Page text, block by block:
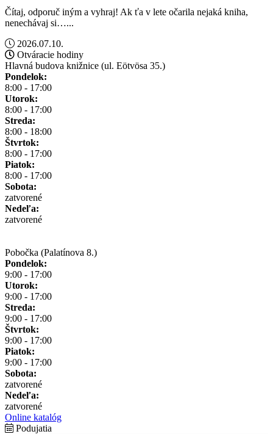
Čítaj, odporuč iným a vyhraj! Ak ťa v lete očarila nejaká kniha,
nenechávaj si…...
2026.07.10.
Otváracie hodiny
Hlavná budova knižnice (ul. Eötvösa 35.)
Pondelok:
8:00 - 17:00
Utorok:
8:00 - 17:00
Streda:
8:00 - 18:00
Štvrtok:
8:00 - 17:00
Piatok:
8:00 - 17:00
Sobota:
zatvorené
Nedeľa:
zatvorené
Pobočka (Palatínova 8.)
Pondelok:
9:00 - 17:00
Utorok:
9:00 - 17:00
Streda:
9:00 - 17:00
Štvrtok:
9:00 - 17:00
Piatok:
9:00 - 17:00
Sobota:
zatvorené
Nedeľa:
zatvorené
Online katalóg
Podujatia